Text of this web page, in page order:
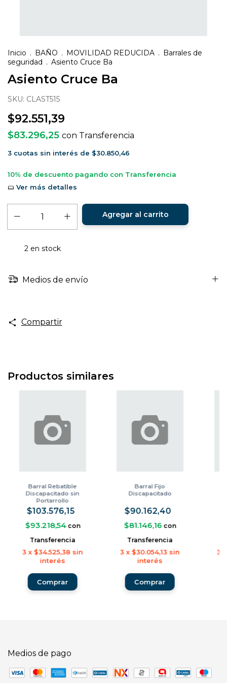
Inicio . BAÑO . MOVILIDAD REDUCIDA . Barrales de
seguridad . Asiento Cruce Ba
Asiento Cruce Ba
SKU: CLAST515
$92.551,39
$83.296,25 con Transferencia
3 cuotas sin interés de $30.850,46
10% de descuento pagando con Transferencia
Ver más detalles
2en stock
Medios de envío
Compartir
Productos similares
Barral Rebatible
Discapacitado sin
Portarrollo
$103.576,15
$93.218,54 con
Transferencia
3 x $34.525,38 sin
interés
Barral Fijo
Discapacitado
$90.162,40
$81.146,16 con
Transferencia
3 x$30.054,13 sin
interés
3
Medios de pago